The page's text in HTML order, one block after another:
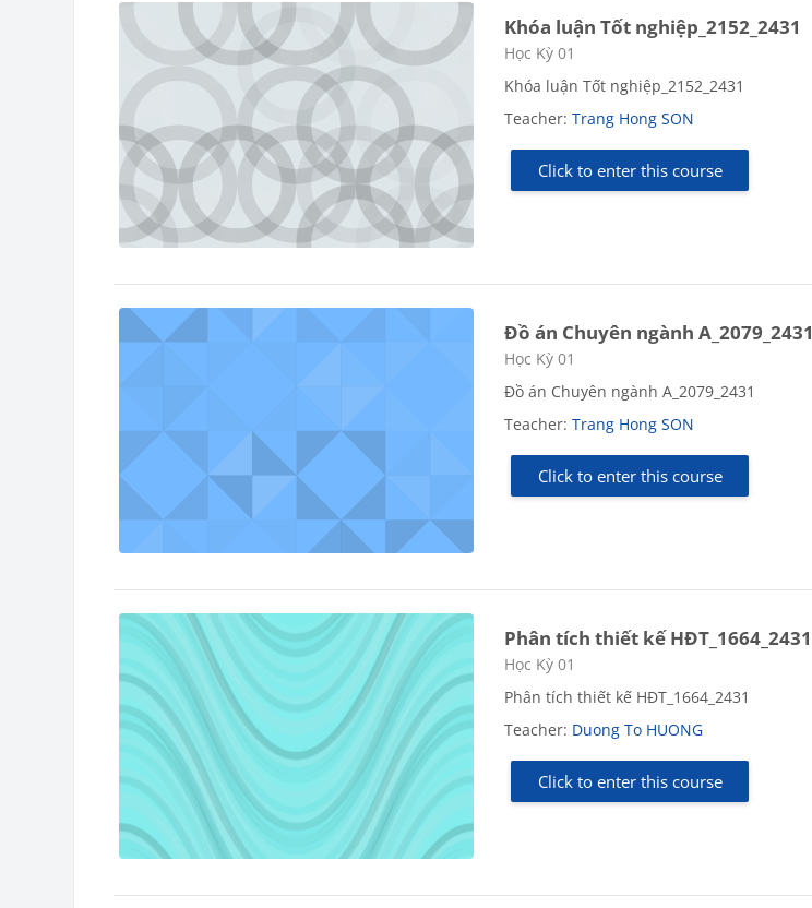
Khóa luận Tốt nghiệp_2152_2431
Course category
Học Kỳ 01
Khóa luận Tốt nghiệp_2152_2431
Teacher:Trang Hong SON
Click to enter this course
Đồ án Chuyên ngành A_2079_2431
Course category
Học Kỳ 01
Đồ án Chuyên ngành A_2079_2431
Teacher:Trang Hong SON
Click to enter this course
Phân tích thiết kế HĐT_1664_2431
Course category
Học Kỳ 01
Phân tích thiết kế HĐT_1664_2431
Teacher: Duong To HUONG
Click to enter this course